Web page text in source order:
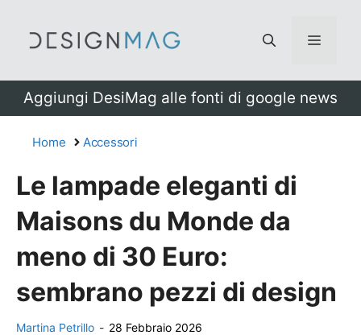
Menu
Aggiungi DesiMag alle fonti di google news
Home Accessori
Le lampade eleganti di
Maisons du Monde da
meno di 30 Euro:
sembrano pezzi di design
Martina Petrillo - 28 Febbraio 2026